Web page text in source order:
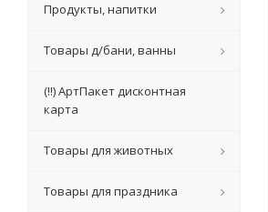
Продукты, напитки
Товары д/бани, ванны
(!!) АртПакет дисконтная
карта
Товары для животных
Товары для праздника